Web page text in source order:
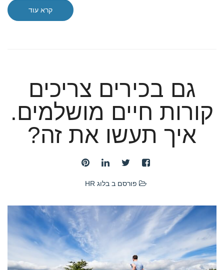
קרא עוד
גם בכירים צריכים
קורות חיים מושלמים.
איך תעשו את זה?
פורסם ב בלוג HR